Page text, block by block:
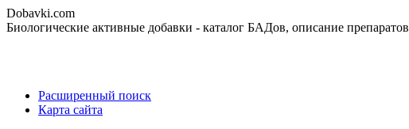
Dobavki.com
Биологические активные добавки - каталог БАДов, описание
Расширенный поиск
Карта сайта